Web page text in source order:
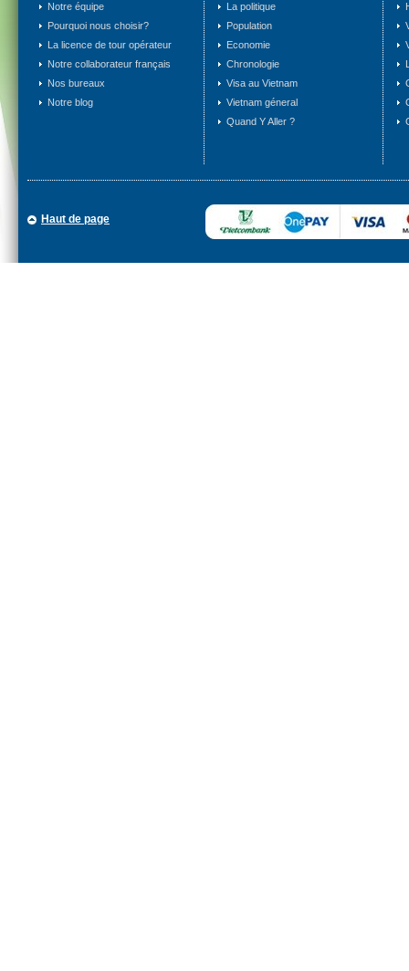
Notre équipe
Pourquoi nous choisir?
La licence de tour opérateur
Notre collaborateur français
Nos bureaux
Notre blog
La politique
Population
Economie
Chronologie
Visa au Vietnam
Vietnam géneral
Quand Y Aller ?
Haut de page